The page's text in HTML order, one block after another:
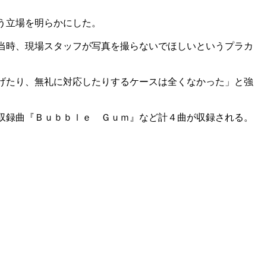
場を明らかにした。
、現場スタッフが写真を撮らないでほしいというプラカ
り、無礼に対応したりするケースは全くなかった」と強
曲『Ｂｕｂｂｌｅ Ｇｕｍ』など計４曲が収録される。